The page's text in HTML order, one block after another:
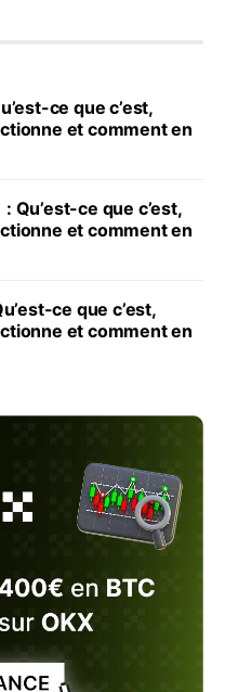
ce que c’est,
et comment en
Qu’est-ce que c’est,
et comment en
ce que c’est,
et comment en